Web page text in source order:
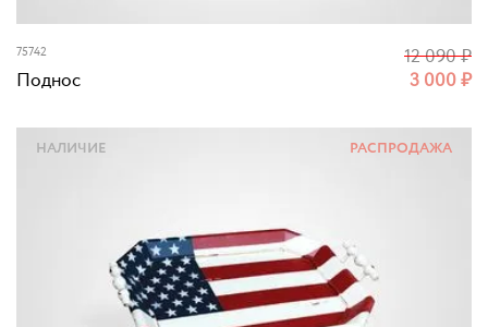
75742
Поднос 3 000₽
12 090₽
РАСПРОДАЖА
НАЛИЧИЕ